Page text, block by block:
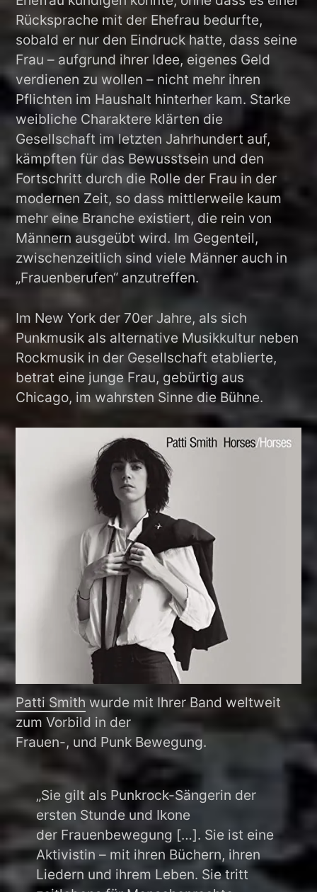
Rücksprache mit der Ehefrau bedurfte,
sobald er nur den Eindruck hatte, dass seine
Frau – aufgrund ihrer Idee, eigenes Geld
verdienen zu wollen – nicht mehr ihren
Pflichten im Haushalt hinterher kam. Starke
weibliche Charaktere klärten die
Gesellschaft im letzten Jahrhundert auf,
kämpften für das Bewusstsein und den
Fortschritt durch die Rolle der Frau in der
modernen Zeit, so dass mittlerweile kaum
mehr eine Branche existiert, die rein von
Männern ausgeübt wird. Im Gegenteil,
zwischenzeitlich sind viele Männer auch in
„Frauenberufen“ anzutreffen.
Im New York der 70er Jahre, als sich
Punkmusik als alternative Musikkultur neben
Rockmusik in der Gesellschaft etablierte,
betrat eine junge Frau, gebürtig aus
Chicago, im wahrsten Sinne die Bühne.
Patti Smithwurde mit Ihrer Band weltweit
zum Vorbild in der
Frauen-, und Punk Bewegung.
„Sie gilt als Punkrock-Sängerin der
ersten Stunde und Ikone
der Frauenbewegung […]. Sie ist eine
Aktivistin – mit ihren Büchern, ihren
Liedern und ihrem Leben. Sie tritt